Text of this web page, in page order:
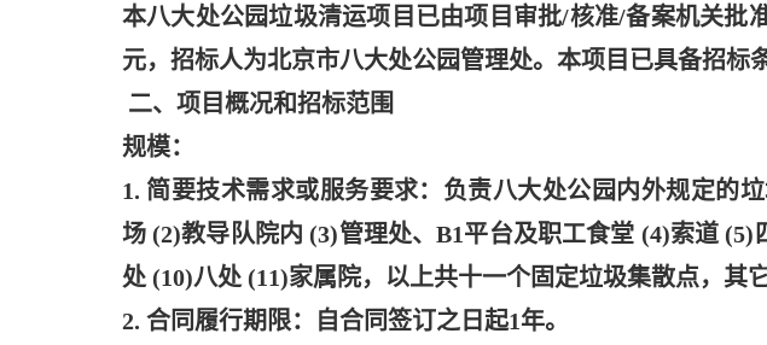
本八大处公园垃圾清运项目已由项目审批/核准/备案机关批
元，招标人为北京市八大处公园管理处。本项目已具备招标
二、项目概况和招标范围
规模：
1. 简要技术需求或服务要求：负责八大处公园内外规定的
场 (2)教导队院内 (3)管理处、B1平台及职工食堂 (4)索道 (5)
处 (10)八处 (11)家属院，以上共十一个固定垃圾集散点，其
2. 合同履行期限：自合同签订之日起1年。